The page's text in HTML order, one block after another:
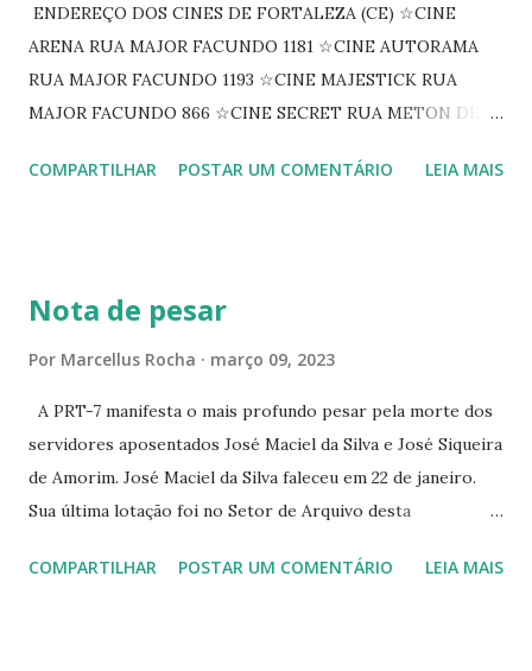
ENDEREÇO DOS CINES DE FORTALEZA (CE) ☆CINE
ARENA RUA MAJOR FACUNDO 1181 ☆CINE AUTORAMA
RUA MAJOR FACUNDO 1193 ☆CINE MAJESTICK RUA
MAJOR FACUNDO 866 ☆CINE SECRET RUA METON DE
PEIXOTO 1307 ☆CINE IRIS RUA FLORIANO PEIXOTO 1206
☆CINE VIP CLUBE RUA 24 DE MAIO 825 ☆CINE ECLIPSE
COMPARTILHAR POSTAR UM COMENTÁRIO LEIA MAIS
Nota de pesar
Por Marcellus Rocha março 09, 2023
A PRT-7 manifesta o mais profundo pesar pela morte dos
servidores aposentados José Maciel da Silva e José Siqueira
de Amorim. José Maciel da Silva faleceu em 22 de janeiro.
Sua última lotação foi no Setor de Arquivo desta
Siqueira Amorim faleceu em 28 de fevereiro e encerrou a
COMPARTILHAR POSTAR UM COMENTÁRIO LEIA MAIS